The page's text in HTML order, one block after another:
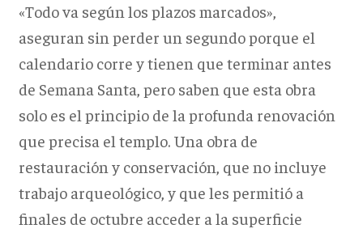
«Todo va según los plazos marcados»,
aseguran sin perder un segundo porque el
calendario corre y tienen que terminar antes
de Semana Santa, pero saben que esta obra
solo es el principio de la profunda renovación
que precisa el templo. Una obra de
restauración y conservación, que no incluye
trabajo arqueológico, y que les permitió a
finales de octubre acceder a la superficie